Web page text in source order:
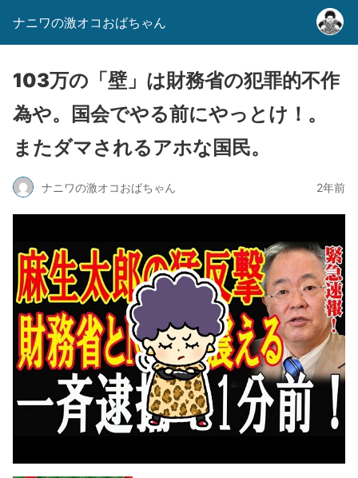
ナニワの激オコおばちゃん
103万の「壁」は財務省の犯罪的不作
為や。国会でやる前にやっとけ！。
またダマされるアホな国民。
ナニワの激オコおばちゃん 2年前